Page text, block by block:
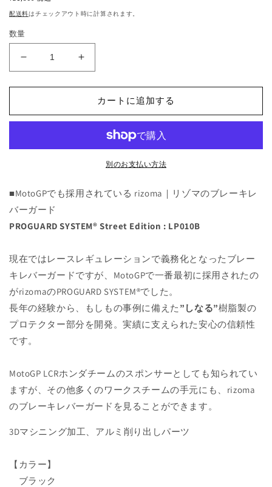
価
配送料はチェックアウト時に計算されます。
数量
PROGUARD
SYSTEM®
Street
:
減
ら
す
PROGUARD
SYSTEM®
Street
Edition
:
増
す
カートに追加する
別のお支払い方法
■MotoGPでも採用されている rizoma｜リゾマのブレーキレ
バーガード
PROGUARD SYSTEM® Street Edition : LP010B
現在ではレースレギュレーションで義務化となったブレー
キレバーガードですが、MotoGPで一番最初に採用されたの
がrizomaのPROGUARD SYSTEM®でした。
長年の経験から、もしもの事例に備えた ”しなる”樹脂製の
プロテクター部分を開発。実績に支えられた安心の信頼性
です。
MotoGP LCRホンダチームのスポンサーとしても知られてい
ますが、その他多くのワークスチームの手元にも、rizoma
のブレーキレバーガードを見ることができます。
3Dマシニング加工、アルミ削り出しパーツ
【カラー】
ブラック